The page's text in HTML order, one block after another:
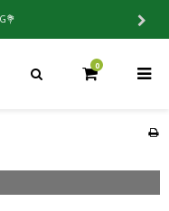
4.9 / 5⭐️PÅ
0